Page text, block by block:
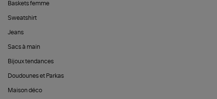
Baskets femme
Sweatshirt
Jeans
Sacs à main
Bijoux tendances
Doudounes et Parkas
Maison déco